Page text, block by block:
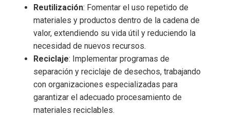
Reutilización: Fomentar el uso repetido de
materiales y productos dentro de la cadena de
valor, extendiendo su vida útil y reduciendo la
necesidad de nuevos recursos.
Reciclaje: Implementar programas de
separación y reciclaje de desechos, trabajando
con organizaciones especializadas para
garantizar el adecuado procesamiento de
materiales reciclables.